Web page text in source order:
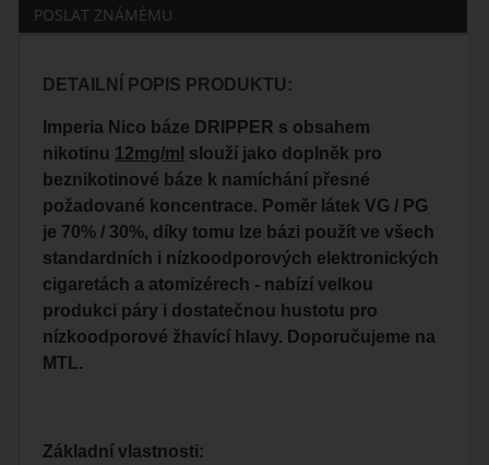
POSLAT ZNÁMÉMU
DETAILNÍ POPIS PRODUKTU:
Imperia Nico báze DRIPPER s obsahem
nikotinu 12mg/ml slouží jako doplněk pro
beznikotinové báze k namíchání přesné
požadované koncentrace. Poměr látek VG / PG
je 70% / 30%, díky tomu lze bázi použít ve všech
standardních i nízkoodporových elektronických
cigaretách a atomizérech - nabízí velkou
produkci páry i dostatečnou hustotu pro
nízkoodporové žhavící hlavy. Doporučujeme na
MTL.
Základní vlastnosti: